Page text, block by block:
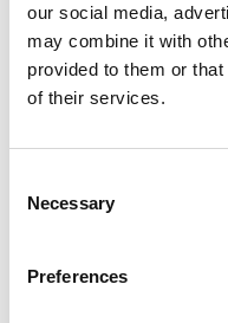
our social media,
may combine it with
provided to them or
of their services.
Selection
Necessary
Preferences